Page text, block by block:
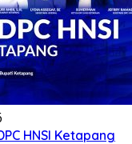
HNSI Ketapang